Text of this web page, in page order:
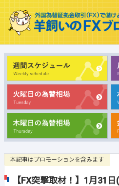
本記事はプロモーションを含みます
【FX突撃取材！】1月31